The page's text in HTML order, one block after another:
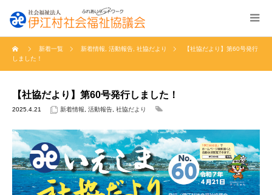
新着一覧 新着情報 活動報告 社協だより
【社協だより】第60号発行
しました！
【社協だより】第60号発行しました！
2025.4.21 新着情報 活動報告 社協だより